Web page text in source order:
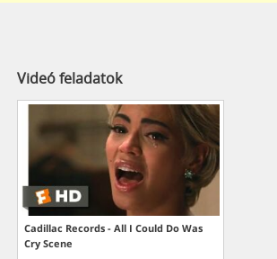
Videó feladatok
Cadillac Records - All I Could Do Was
Cry Scene